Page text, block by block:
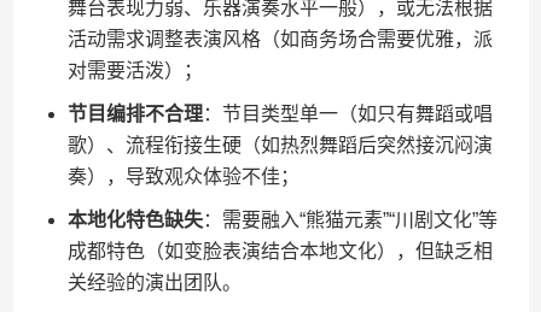
舞台表现力弱、乐器演奏水平一般），或无法根据
活动需求调整表演风格（如商务场合需要优雅，派
对需要活泼）；
​节目编排不合理​​：节目类型单一（如只有舞蹈或唱
歌）、流程衔接生硬（如热烈舞蹈后突然接沉闷演
奏），导致观众体验不佳；
​本地化特色缺失​​：需要融入“熊猫元素”“川剧文化”等
成都特色（如变脸表演结合本地文化），但缺乏相
关经验的演出团队。